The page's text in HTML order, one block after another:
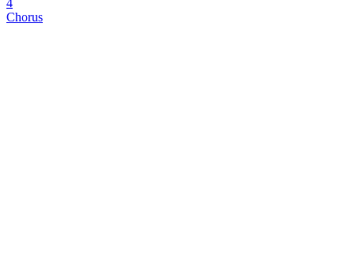
4
Chorus